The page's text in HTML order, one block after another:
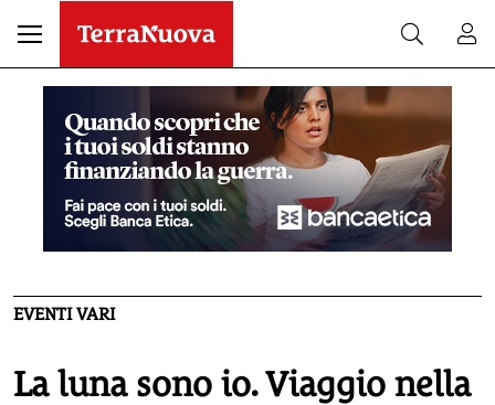
EVENTI VARI
La luna sono io. Viaggio nella